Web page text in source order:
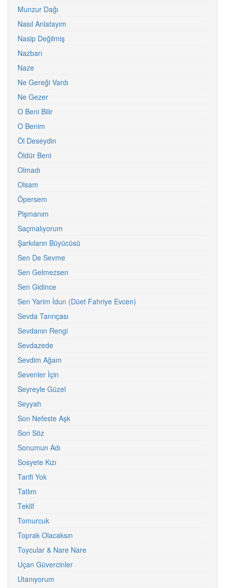
Munzur Dağı
Nasıl Anlatayım
Nasip Değilmiş
Nazbarı
Naze
Ne Gereği Vardı
Ne Gezer
O Beni Bilir
O Benim
Öl Deseydin
Öldür Beni
Olmadı
Olsam
Öpersem
Pişmanım
Saçmalıyorum
Şarkıların Büyücüsü
Sen De Sevme
Sen Gelmezsen
Sen Gidince
Sen Yarim İdun (Düet Fahriye Evcen)
Sevda Tanrıçası
Sevdanın Rengi
Sevdazede
Sevdim Ağam
Sevenler İçin
Seyreyle Güzel
Seyyah
Son Nefeste Aşk
Son Söz
Sonumun Adı
Sosyete Kızı
Tarifi Yok
Tatlım
Teklif
Tomurcuk
Toprak Olacaksın
Toycular & Nare Nare
Uçan Güvercinler
Utanıyorum